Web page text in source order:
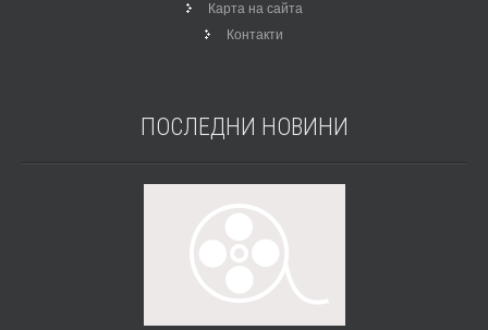
Карта на сайта
Контакти
ПОСЛЕДНИ НОВИНИ